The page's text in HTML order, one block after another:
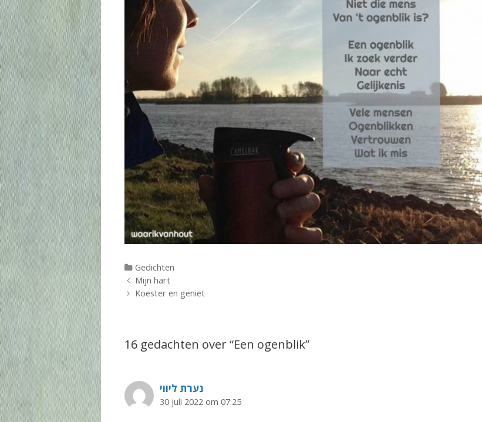
Categorieën
Gedichten
Berichtnavigatie
Mijn hart
Koester en geniet
16 gedachten over “Een ogenblik”
נערת ליווי
30 juli 2022 om 07:25